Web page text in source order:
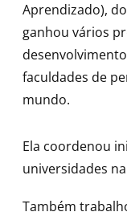
Aprendizado),
ganhou vários
faculdades de
mundo.
Ela coordenou
universidades
Também